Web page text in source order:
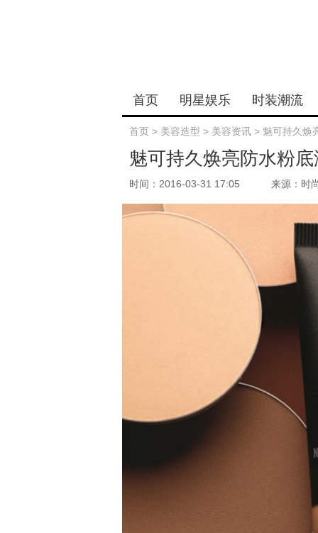
首页 明星娱乐 时装潮流
首页 > 美容造型 > 美容资讯 > 魅可持久焕
魅可持久焕亮防水粉底
时间：2016-03-31 17:05 来源：时